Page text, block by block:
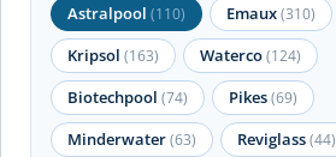
Astralpool (110) Emaux(310)
Kripsol (163) Waterco(124)
Biotechpool (74) Pikes(69)
Minderwater(63) Reviglass(44)